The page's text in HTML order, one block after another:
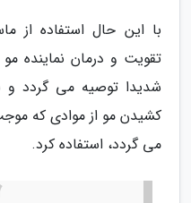
با این حال استفاده از
تقویت و درمان نماینده
شدیدا توصیه می گردد و
کشیدن مو از موادی که
می گردد، استفاده کرد.